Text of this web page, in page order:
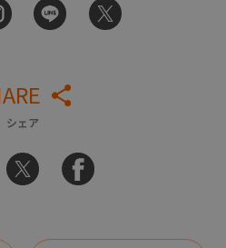
シェア